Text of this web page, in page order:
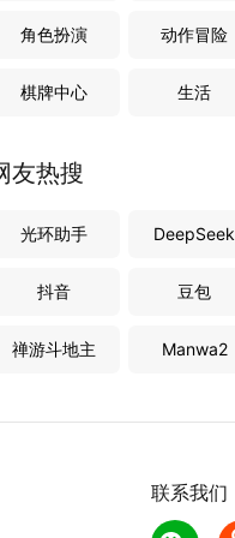
角色扮演 动作冒险
棋牌中心 生活
友热搜
光环助手 DeepSeek
抖音 豆包
禅游斗地主 Manwa2
联系我们